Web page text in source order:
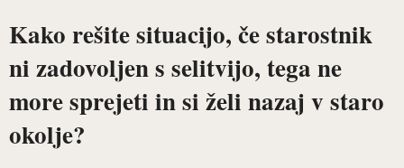
Kako rešite situacijo, če starostnik
ni zadovoljen s selitvijo, tega ne
more sprejeti in si želi nazaj v staro
okolje?